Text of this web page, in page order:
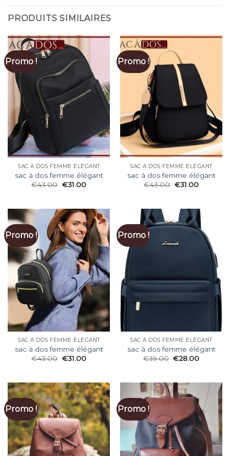
PRODUITS SIMILAIRES
Promo !
SAC À DOS FEMME ÉLÉGANT
sac à dos femme élégant
€43.00 €31.00
Promo !
SAC À DOS FEMME ÉLÉGANT
sac à dos femme élégant
€43.00 €31.00
Promo !
SAC À DOS FEMME ÉLÉGANT
sac à dos femme élégant
€43.00 €31.00
Promo !
SAC À DOS FEMME ÉLÉGANT
sac à dos femme élégant
€39.00 €28.00
Promo ! Promo !